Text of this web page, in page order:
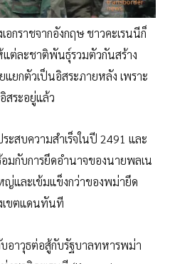
อกราชจากอังกฤษ ชาวคะเรนนีก็
ต่ละชาติพันธุ์รวมตัวกันสร้าง
ยกตัวเป็นอิสระภายหลัง เพราะ
สระอยู่แล้ว
ะสบความสำเร็จในปี 2491 และ
กับการยึดอำนาจของนายพลเน
ญ่และเข้มแข็งกว่าของพม่ายึด
เขตแดนทันที
อาวุธต่อสู้กับรัฐบาลทหารพม่า